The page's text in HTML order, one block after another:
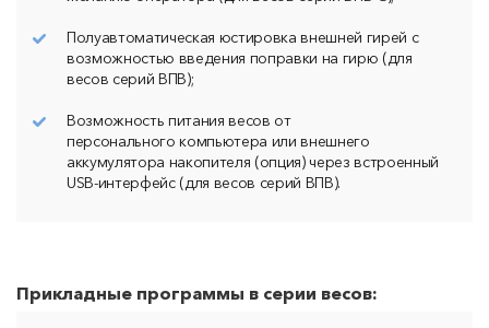
Полуавтоматическая юстировка внешней гирей с
возможностью введения поправки на гирю (для
весов серий ВПВ);
Возможность питания весов от
персонального компьютера или внешнего
аккумулятора накопителя (опция) через встроенный
USB-интерфейс (для весов серий ВПВ).
Прикладные программы в серии весов: